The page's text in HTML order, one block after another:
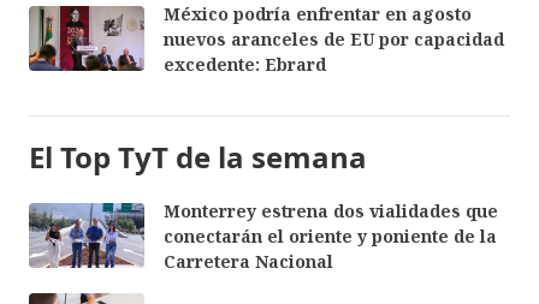
México podría enfrentar en agosto
nuevos aranceles de EU por capacidad
excedente: Ebrard
El Top TyT de la semana
Monterrey estrena dos vialidades que
conectarán el oriente y poniente de la
Carretera Nacional